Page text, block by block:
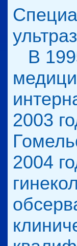
В
2003
2004